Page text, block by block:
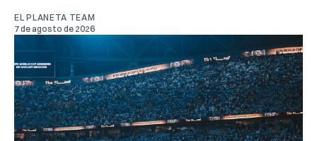
EL PLANETA TEAM
7 de agosto de 2026